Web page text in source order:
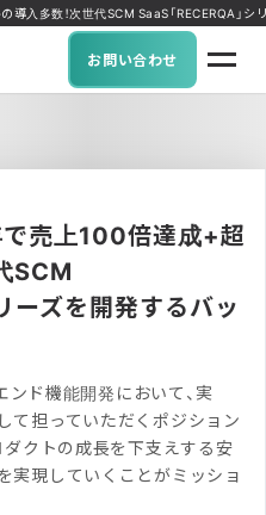
導入多数！次世代SCM SaaS「RECERQA
お問い合わせ
で売上100倍達成+超
SCM
ーズを開発するバッ
ンド機能開発において、実
て担っていただくポジション
ダクトの成長を下支えする安
実現していくことがミッショ